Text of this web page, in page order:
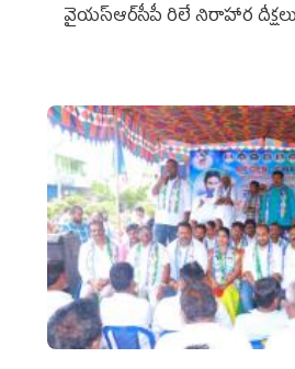
వైయ‌స్ఆర్‌సీపీ రిలే నిరాహార